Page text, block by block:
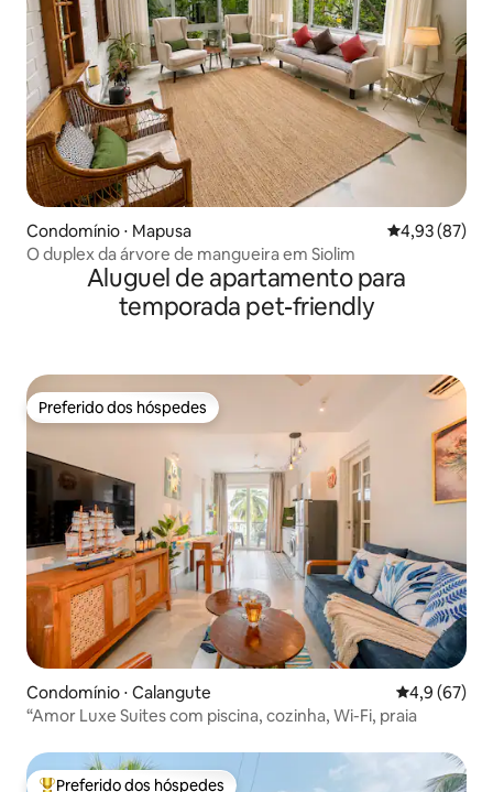
Condomínio ⋅ Mapusa 4,93 de uma
4,93 (87)
O duplex da árvore de mangueira em Siolim
Aluguel de apartamento para
temporada pet-friendly
Preferido dos hóspedes
Preferido dos hóspedes
Condomínio ⋅ Calangute 4,9 de uma
4,9 (67)
“Amor Luxe Suites com piscina, cozinha, Wi-Fi, praia
Preferido dos hóspedes